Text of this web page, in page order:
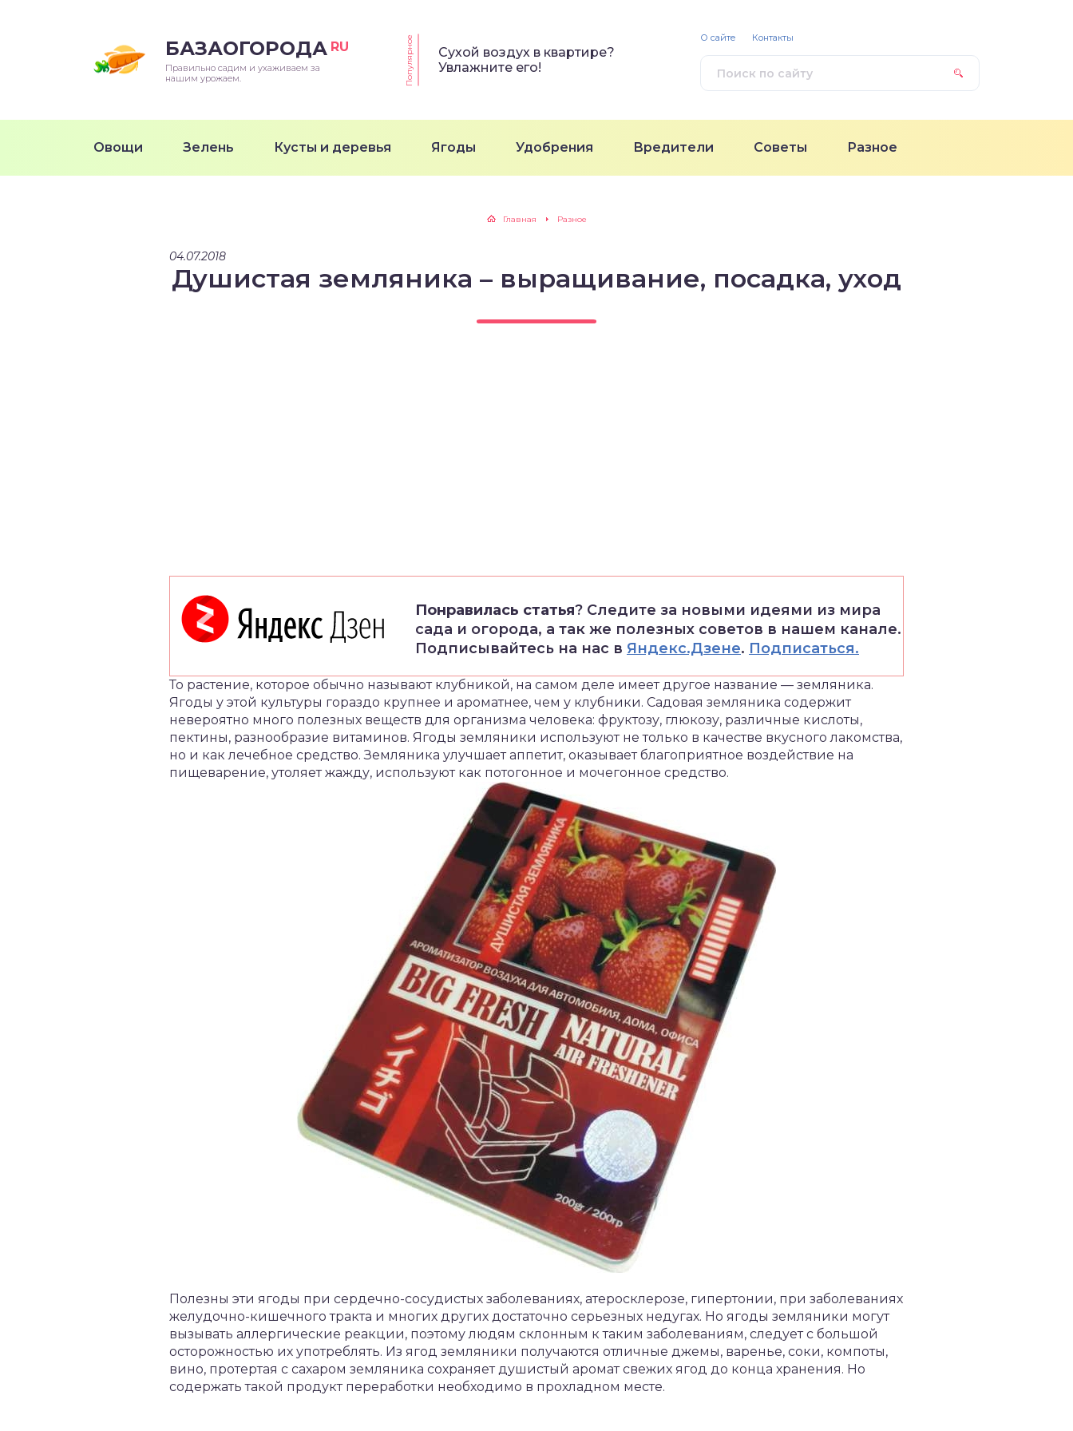
БАЗАОГОРОДА RU
Правильно садим и ухаживаем за
нашим урожаем.
Популярное
Сухой воздух в квартире?
Увлажните его!
Овощи Зелень Кусты и деревья Ягоды Удобрения Вредители Советы Разное
О сайте Контакты
Главная Разное
04.07.2018
Душистая земляника – выращивание, посадка, уход
Понравилась статья? Следите за новыми идеями из мира
сада и огорода, а так же полезных советов в нашем канале.
Подписывайтесь на нас в Яндекс.Дзене. Подписаться.
То растение, которое обычно называют клубникой, на самом деле имеет другое название — земляника.
Ягоды у этой культуры гораздо крупнее и ароматнее, чем у клубники. Садовая земляника содержит
невероятно много полезных веществ для организма человека: фруктозу, глюкозу, различные кислоты,
пектины, разнообразие витаминов. Ягоды земляники используют не только в качестве вкусного лакомства,
но и как лечебное средство. Земляника улучшает аппетит, оказывает благоприятное воздействие на
пищеварение, утоляет жажду, используют как потогонное и мочегонное средство.
Полезны эти ягоды при сердечно-сосудистых заболеваниях, атеросклерозе, гипертонии, при заболеваниях
желудочно-кишечного тракта и многих других достаточно серьезных недугах. Но ягоды земляники могут
вызывать аллергические реакции, поэтому людям склонным к таким заболеваниям, следует с большой
осторожностью их употреблять. Из ягод земляники получаются отличные джемы, варенье, соки, компоты,
вино, протертая с сахаром земляника сохраняет душистый аромат свежих ягод до конца хранения. Но
содержать такой продукт переработки необходимо в прохладном месте.